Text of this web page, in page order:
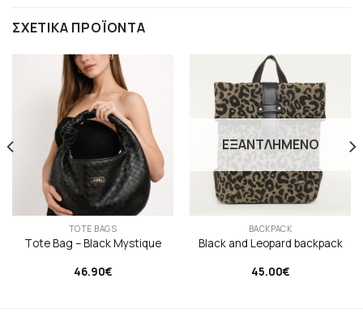
ΣΧΕΤΙΚΆ ΠΡΟΪΌΝΤΑ
TOTE BAGS
Τote Bag – Black Mystique
46.90€
ΕΞΑΝΤΛΗΜΈΝΟ
BACKPACK
Black and Leopard backpack
45.00€